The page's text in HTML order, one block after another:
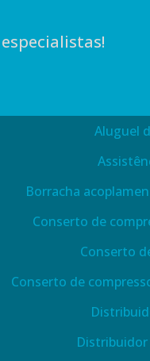
Aluguel
Borracha
Conserto de
Conserto
Conserto de
Distribuidor